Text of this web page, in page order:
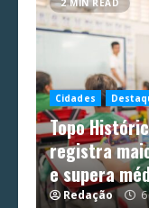
2 MIN READ
Cidades
Topo
registra
e supera
Redação